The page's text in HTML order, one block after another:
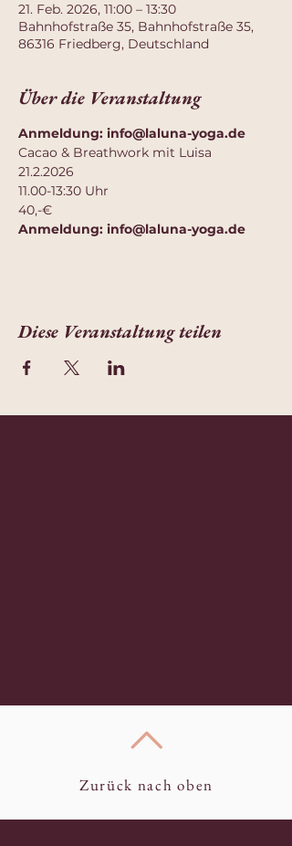
21. Feb. 2026, 11:00 – 13:30
Bahnhofstraße 35, Bahnhofstraße 35,
86316 Friedberg, Deutschland
Über die Veranstaltung
Anmeldung: info@laluna-yoga.de
Cacao & Breathwork mit Luisa
21.2.2026
11.00-13:30 Uhr
40,-€
Anmeldung: info@laluna-yoga.de
Diese Veranstaltung teilen
Zurück nach oben